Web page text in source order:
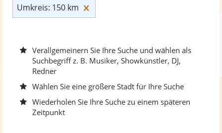
Umkreis: 150 km
Verallgemeinern Sie Ihre Suche und wählen als
Suchbegriff z. B. Musiker, Showkünstler, DJ,
Redner
Wählen Sie eine größere Stadt für Ihre Suche
Wiederholen Sie Ihre Suche zu einem späteren
Zeitpunkt